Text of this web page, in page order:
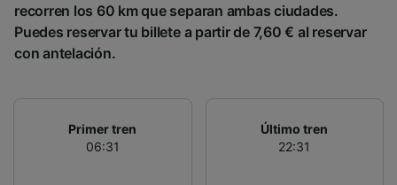
recorren los 60 km que separan ambas ciudades.
Puedes reservar tu billete a partir de 7,60 € al reservar
con antelación.
Primer tren
06:31
Último tren
22:31